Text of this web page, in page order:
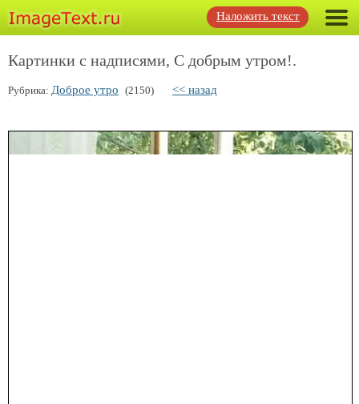
Наложить текст
Картинки с надписями, С добрым утром!.
Рубрика: Доброе утро (2150) << назад